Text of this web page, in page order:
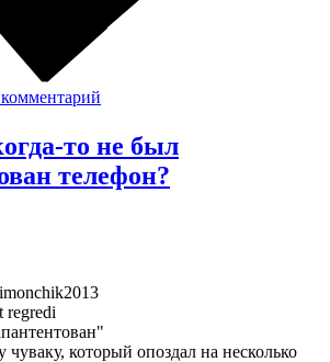
комментарий
то не был
телефон?
regredi
чуваку, который опоздал на несколько